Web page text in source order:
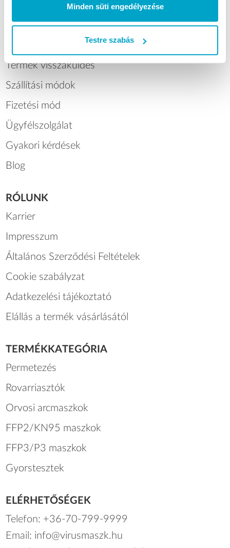
Minden süti engedélyezése
Testre szabás
nagyker@virusmaszk.hu
Termék visszaküldés
Szállítási módok
Fizetési mód
Ügyfélszolgálat
Gyakori kérdések
Blog
RÓLUNK
Karrier
Impresszum
Általános Szerződési Feltételek
Cookie szabályzat
Adatkezelési tájékoztató
Elállás a termék vásárlásától
TERMÉKKATEGÓRIA
Permetezés
Rovarriasztók
Orvosi arcmaszkok
FFP2/KN95 maszkok
FFP3/P3 maszkok
Gyorstesztek
ELÉRHETŐSÉGEK
Telefon: +36-70-799-9999
Email: info@virusmaszk.hu